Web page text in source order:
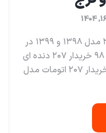
۰۹۱۲۸۵۰۱۹۱۲ بالاترین خریدار پژو ۲۰۷ مدل ۱۳۹۸ و ۱۳۹۹ در
تهران و کرج خریدار ۲۰۷ دنده ای مدل ۹۸ خریدار ۲۰۷ دنده ای
مدل ۹۹ خریدار ۲۰۷ اتومات مدل ۹۸ خریدار ۲۰۷ اتومات مدل